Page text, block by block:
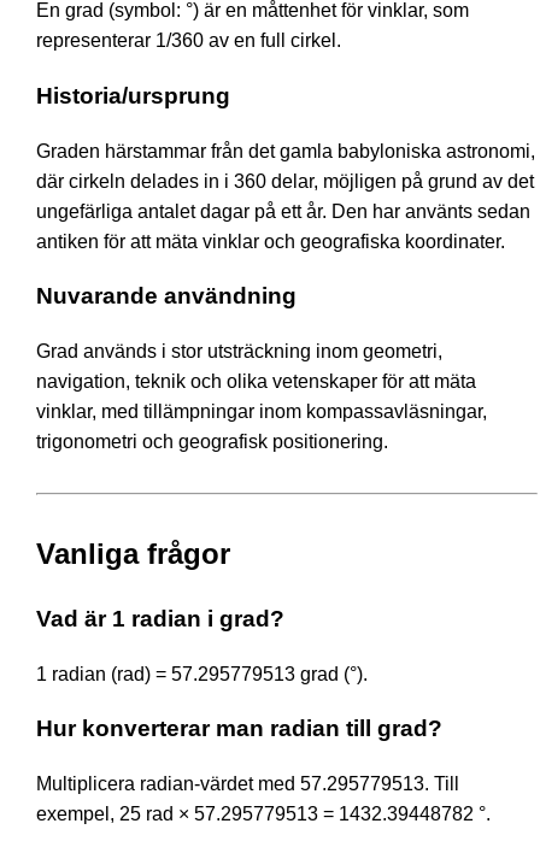
En grad (symbol: °) är en måttenhet för vinklar, som
representerar 1/360 av en full cirkel.
Historia/ursprung
Graden härstammar från det gamla babyloniska astronomi,
där cirkeln delades in i 360 delar, möjligen på grund av det
ungefärliga antalet dagar på ett år. Den har använts sedan
antiken för att mäta vinklar och geografiska koordinater.
Nuvarande användning
Grad används i stor utsträckning inom geometri,
navigation, teknik och olika vetenskaper för att mäta
vinklar, med tillämpningar inom kompassavläsningar,
trigonometri och geografisk positionering.
Vanliga frågor
Vad är 1 radian i grad?
1 radian (rad) = 57.295779513 grad (°).
Hur konverterar man radian till grad?
Multiplicera radian-värdet med 57.295779513. Till
exempel, 25 rad × 57.295779513 = 1432.39448782 °.